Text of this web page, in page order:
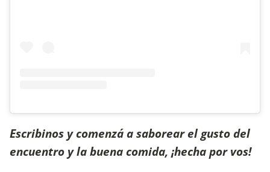
Escribinos y comenzá a saborear el gusto del
encuentro y la buena comida, ¡hecha por vos!